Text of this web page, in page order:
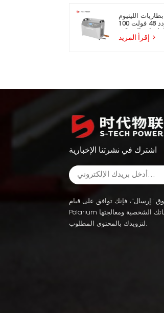
الليثيوم
عالية التردد 48 فولت 100
الشوكية
اشترك في نشرتنا الإخبارية
"إرسال"، فإنك توافق على قيام
Polarium بتخزين معلوماتك الشخصية ومعالجتها
لتزويدك بالمحتوى المطلوب.